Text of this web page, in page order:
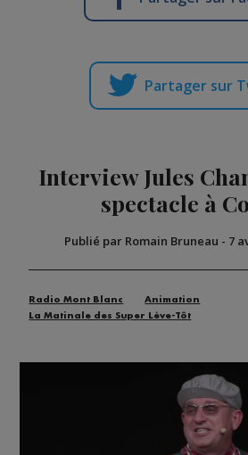
Partager sur
Interview Jules
spectacle à
Publié par Romain Bruneau - 7
Radio Mont Blanc
Animation
La Matinale des Super Lève-Tôt